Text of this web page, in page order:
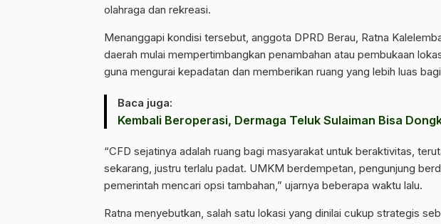
olahraga dan rekreasi.
Menanggapi kondisi tersebut, anggota DPRD Berau, Ratna
daerah mulai mempertimbangkan penambahan atau pembukaan
guna mengurai kepadatan dan memberikan ruang yang lebih luas
Baca juga:
Kembali Beroperasi, Dermaga Teluk Sulaiman Bisa
“CFD sejatinya adalah ruang bagi masyarakat untuk beraktivitas,
sekarang, justru terlalu padat. UMKM berdempetan, pengunjung
pemerintah mencari opsi tambahan,” ujarnya beberapa waktu lalu.
Ratna menyebutkan, salah satu lokasi yang dinilai cukup strategis